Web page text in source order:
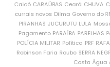
Caicó CARAÚBAS Ceará CHUVA
currais novos Dilma Governo do
PIRANHAS JUCURUTU LULA
Pagamento PARAÍBA PARELHAS
POLÍCIA MILITAR Política PRF
Robinson Faria Roubo SERRA
Costa Água